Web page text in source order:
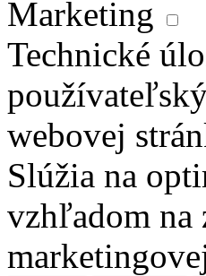
Marketing
Technické
webovej
Slúžia na
vzhľadom na